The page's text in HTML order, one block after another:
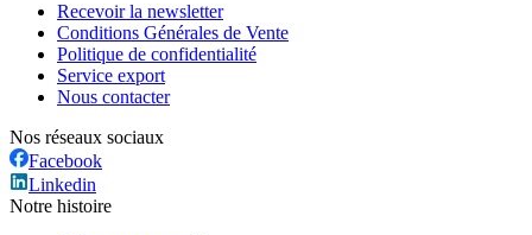
Recevoir la newsletter
Conditions Générales de Vente
Politique de confidentialité
Service export
Nous contacter
Nos réseaux sociaux
Facebook
Linkedin
Notre histoire